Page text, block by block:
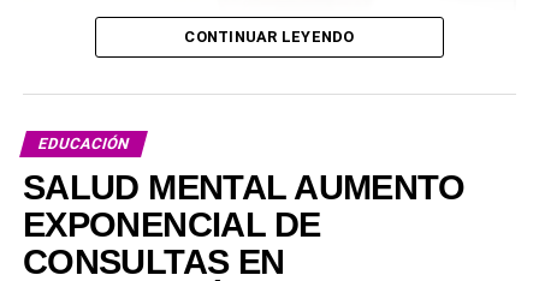
CONTINUAR LEYENDO
EDUCACIÓN
SALUD MENTAL AUMENTO
EXPONENCIAL DE
CONSULTAS EN